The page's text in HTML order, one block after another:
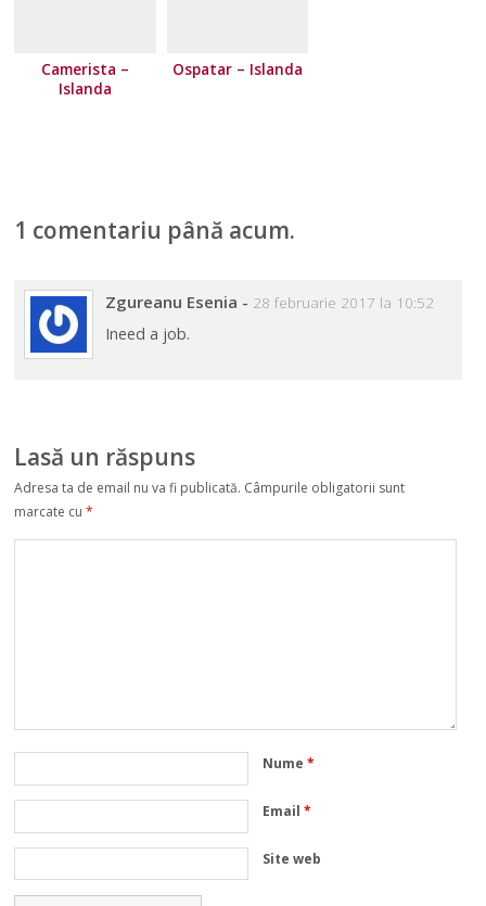
Camerista –
Islanda
Ospatar – Islanda
1 comentariu până acum.
Zgureanu Esenia - 28 februarie 2017 la 10:52
Ineed a job.
Lasă un răspuns
Adresa ta de email nu va fi publicată. Câmpurile obligatorii sunt
marcate cu*
Nume*
Email*
Site web